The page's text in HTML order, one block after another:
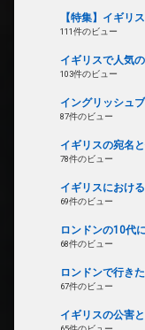
【特集】イギリ
111件のビュー
イギリスで人気
103件のビュー
イングリッシュ
87件のビュー
イギリスの宛名
78件のビュー
イギリスにおけ
69件のビュー
ロンドンの10代
68件のビュー
ロンドンで行き
67件のビュー
イギリスの公害